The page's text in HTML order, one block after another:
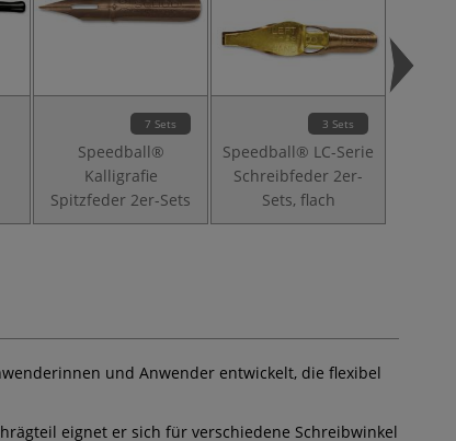
7 Sets
Speedball®
Kalligrafie
Spitzfeder 2er-Sets
3 Sets
Speedball® LC-Serie
Schreibfeder 2er-
Sets, flach
und Anwender entwickelt, die flexibel
eignet er sich für verschiedene Schreibwinkel